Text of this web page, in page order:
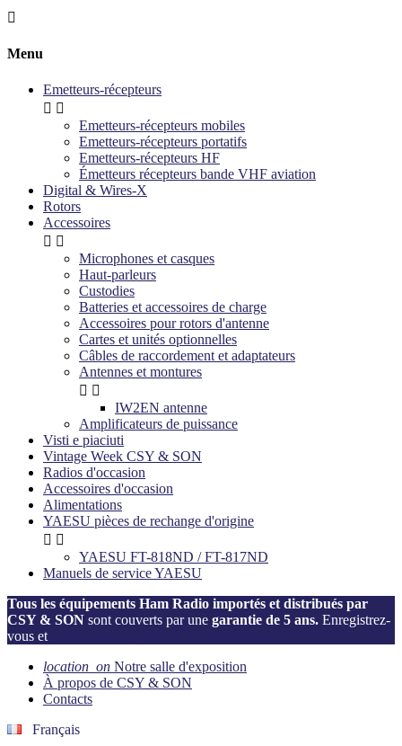

Menu
Emetteurs-récepteurs
 
Emetteurs-récepteurs mobiles
Emetteurs-récepteurs portatifs
Emetteurs-récepteurs HF
Émetteurs récepteurs bande VHF aviation
Digital & Wires-X
Rotors
Accessoires
 
Microphones et casques
Haut-parleurs
Custodies
Batteries et accessoires de charge
Accessoires pour rotors d'antenne
Cartes et unités optionnelles
Câbles de raccordement et adaptateurs
Antennes et montures
 
IW2EN antenne
Amplificateurs de puissance
Visti e piaciuti
Vintage Week CSY & SON
Radios d'occasion
Accessoires d'occasion
Alimentations
YAESU pièces de rechange d'origine
 
YAESU FT-818ND / FT-817ND
Manuels de service YAESU
Tous les équipements Ham Radio importés et distribués par
CSY & SON sont couverts par une garantie de 5 ans. Enregistrez-
vous et
location_on Notre salle d'exposition
À propos de CSY & SON
Contacts
Français